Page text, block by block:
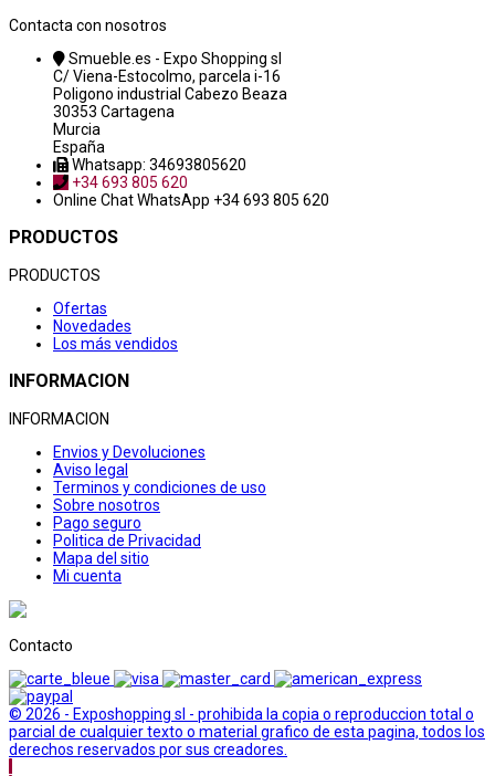
Contacta con nosotros
Smueble.es - Expo Shopping sl
C/ Viena-Estocolmo, parcela i-16
Poligono industrial Cabezo Beaza
30353 Cartagena
Murcia
España
Whatsapp: 34693805620
+34 693 805 620
Online ChatWhatsApp +34 693 805 620
PRODUCTOS
PRODUCTOS
Ofertas
Novedades
Los más vendidos
INFORMACION
INFORMACION
Envios y Devoluciones
Aviso legal
Terminos y condiciones de uso
Sobre nosotros
Pago seguro
Politica de Privacidad
Mapa del sitio
Mi cuenta
Contacto
© 2026 - Exposhopping sl - prohibida la copia o reproduccion total o
parcial de cualquier texto o material grafico de esta pagina, todos los
derechos reservados por sus creadores.